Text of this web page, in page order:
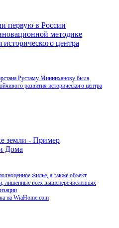
первую в России
методике
центра
Рустаму Минниханову была
развития исторического центра
земли - Пример
Дома
жилье, а также объект
лишенные всех вышеперечисленных
на WiaHome.com